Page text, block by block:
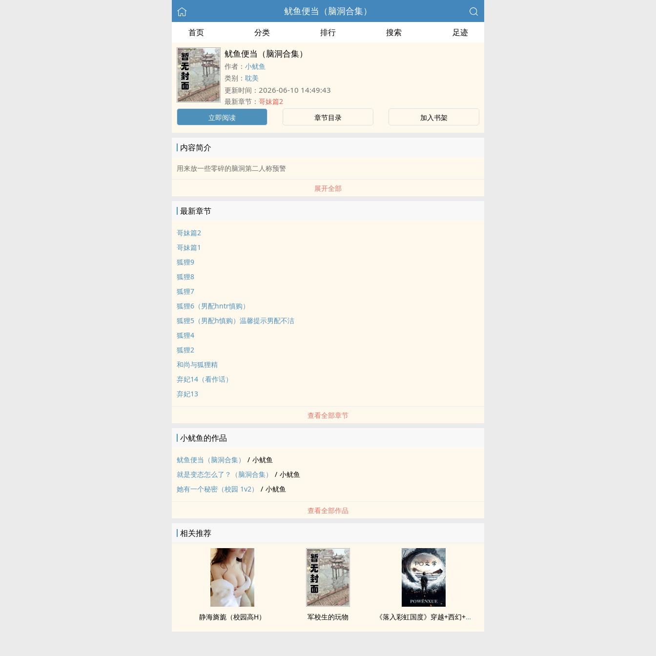
鱿鱼便当（脑洞合集）
首页 分类 排行 搜索 足迹
鱿鱼便当（脑洞合集）
作者： 小鱿鱼
类别： 耽美
更新时间： 2026-06-10 14:49:43
最新章节： 哥妹篇2
立即阅读
章节目录 加入书架
内容简介
用来放一些零碎的脑洞第二人称预警
展开全部
最新章节
哥妹篇2
哥妹篇1
狐狸9
狐狸8
狐狸7
狐狸6（男配hntr慎购）
狐狸5（男配h慎购）温馨提示男配不洁
狐狸4
狐狸2
和尚与狐狸精
弃妃14（看作话）
弃妃13
查看全部章节
小鱿鱼的作品
鱿鱼便当（脑洞合集） / 小鱿鱼
就是变态怎么了？（脑洞合集）
/ 小鱿鱼
她有一个秘密（校园 1v2）
/ 小鱿鱼
查看全部作品
相关推荐
静海旖旎（校园高H） 军校生的玩物 《落入彩虹国度》穿越+西幻+言情